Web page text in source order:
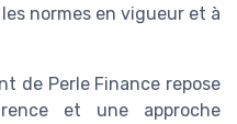
normes en vigueur et à
de Perle Finance repose
et une approche